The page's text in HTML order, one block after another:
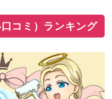
コミ）ランキング